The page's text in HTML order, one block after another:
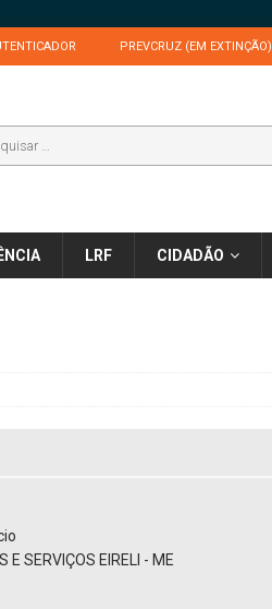
PREVCRUZ (EM EXTINÇÃO)
LRF CIDADÃO
E SERVIÇOS EIRELI - ME